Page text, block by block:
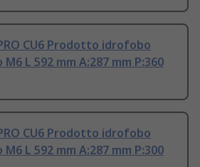
CU6 Prodotto idrofobo
L 592 mm A:287 mm P:360
CU6 Prodotto idrofobo
L 592 mm A:287 mm P:300